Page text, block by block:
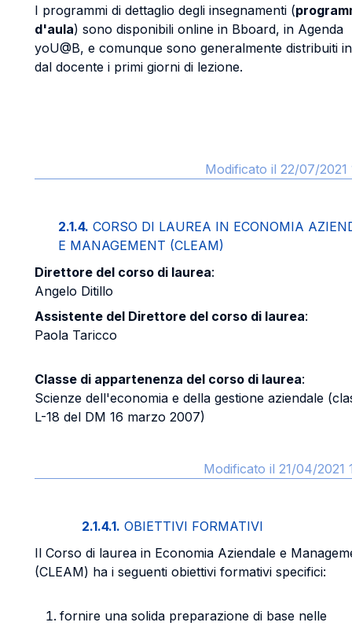
I programmi di dettaglio degli insegnamenti (
d'aula) sono disponibili online in Bboard, in Agenda
yoU@B, e comunque sono generalmente distribuiti
dal docente i primi giorni di lezione.
Modificato il 22/07/2021
2.1.4. CORSO DI LAUREA IN ECONOMIA
E MANAGEMENT (CLEAM)
Direttore del corso di laurea:
Angelo Ditillo
Assistente del Direttore del corso di laurea:
Paola Taricco
Classe di appartenenza del corso di laurea:
Scienze dell'economia e della gestione aziendale
L-18 del DM 16 marzo 2007)
Modificato il 21/04/2021
2.1.4.1. OBIETTIVI FORMATIVI
Il Corso di laurea in Economia Aziendale e
(CLEAM) ha i seguenti obiettivi formativi specifici:
fornire una solida preparazione di base nelle